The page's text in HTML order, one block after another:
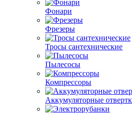
Фонари
Фрезеры
Тросы сантехнические
Пылесосы
Компрессоры
Аккумуляторные